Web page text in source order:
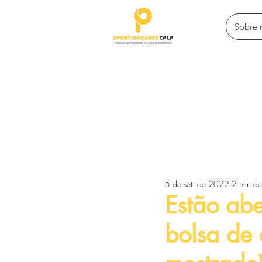
Sobre
Competições e premiações
Empreendedorismo e
Estão
bolsa de
5 de set. de 2022 2 min